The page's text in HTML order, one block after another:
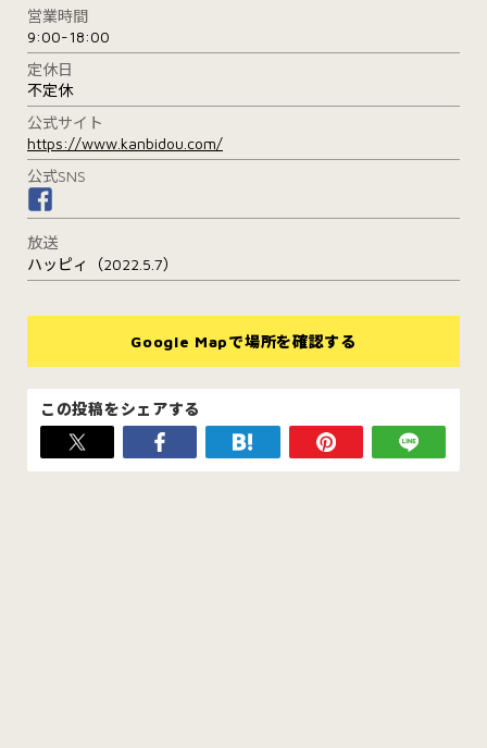
営業時間
9:00-18:00
定休日
不定休
公式サイト
https://www.kanbidou.com/
公式SNS
放送
ハッピィ（2022.5.7）
Google Mapで場所を確認する
この投稿をシェアする